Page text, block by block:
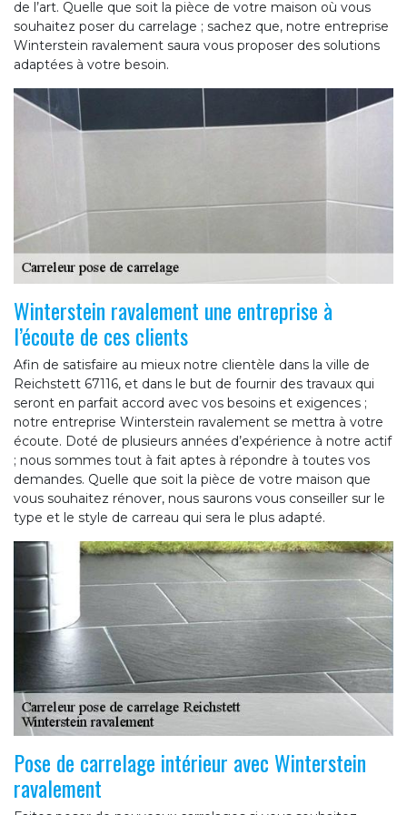
de l’art. Quelle que soit la pièce de votre maison où vous
souhaitez poser du carrelage ; sachez que, notre entreprise
Winterstein ravalement saura vous proposer des solutions
adaptées à votre besoin.
Winterstein ravalement une entreprise à
l’écoute de ces clients
Afin de satisfaire au mieux notre clientèle dans la ville de
Reichstett 67116, et dans le but de fournir des travaux qui
seront en parfait accord avec vos besoins et exigences ;
notre entreprise Winterstein ravalement se mettra à votre
écoute. Doté de plusieurs années d’expérience à notre actif
; nous sommes tout à fait aptes à répondre à toutes vos
demandes. Quelle que soit la pièce de votre maison que
vous souhaitez rénover, nous saurons vous conseiller sur le
type et le style de carreau qui sera le plus adapté.
Pose de carrelage intérieur avec Winterstein
ravalement